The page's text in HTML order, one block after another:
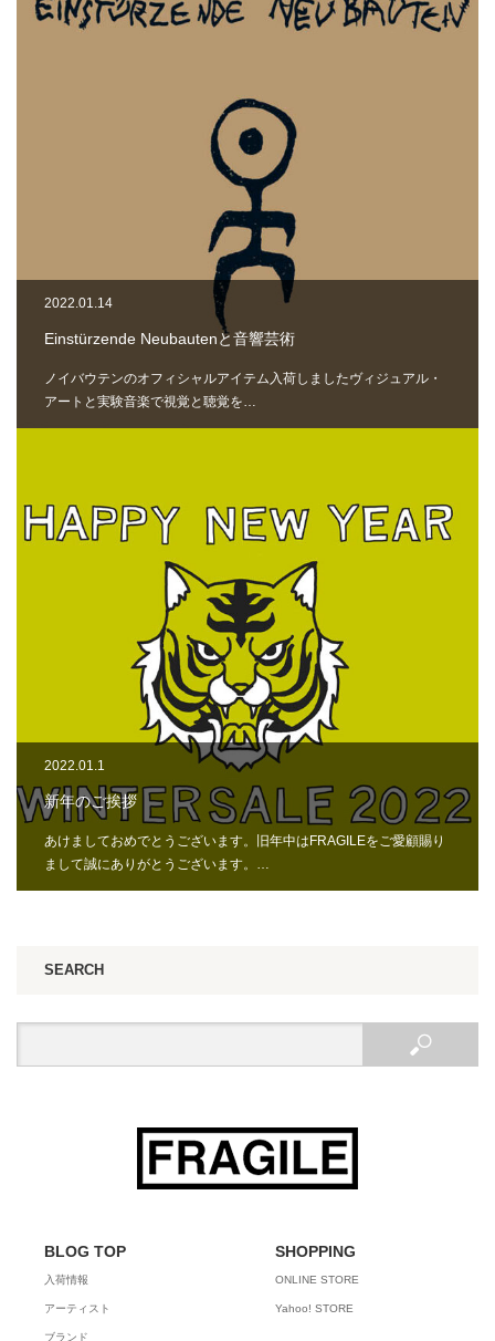
2022.01.14
Einstürzende Neubautenと音響芸術
ノイバウテンのオフィシャルアイテム入荷しましたヴィジュアル・
アートと実験音楽で視覚と聴覚を…
2022.01.1
新年のご挨拶
あけましておめでとうございます。旧年中はFRAGILEをご愛顧賜り
まして誠にありがとうございます。…
SEARCH
BLOG TOP
入荷情報
アーティスト
ブランド
SHOPPING
ONLINE STORE
Yahoo! STORE